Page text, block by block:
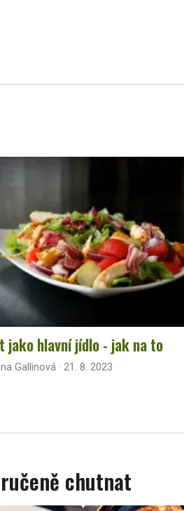
jako hlavní jídlo - jak na to
Gallinová · 21. 8. 2023
chutnat